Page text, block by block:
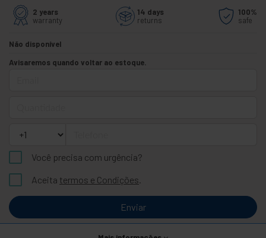
2 years
warranty
14 days
returns
100%
safe
Não disponível
Avisaremos quando voltar ao estoque.
Você precisa com urgência?
Aceita termos e Condições.
Enviar